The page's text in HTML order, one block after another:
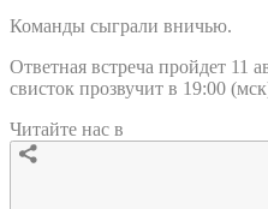
Команды сыграли вничью.
Ответная встреча пройдет 11
свисток прозвучит в 19:00
Читайте нас в